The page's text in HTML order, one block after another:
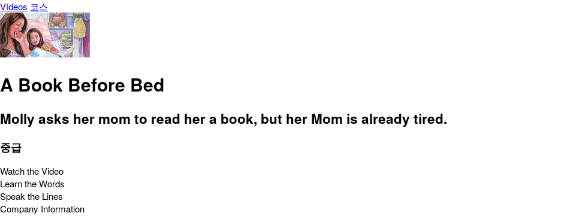
Vídeos 코스
A Book Before Bed
Molly asks her mom to read her a book, but her Mom is already tired.
중급
Watch the Video
Learn the Words
Speak the Lines
Company Information